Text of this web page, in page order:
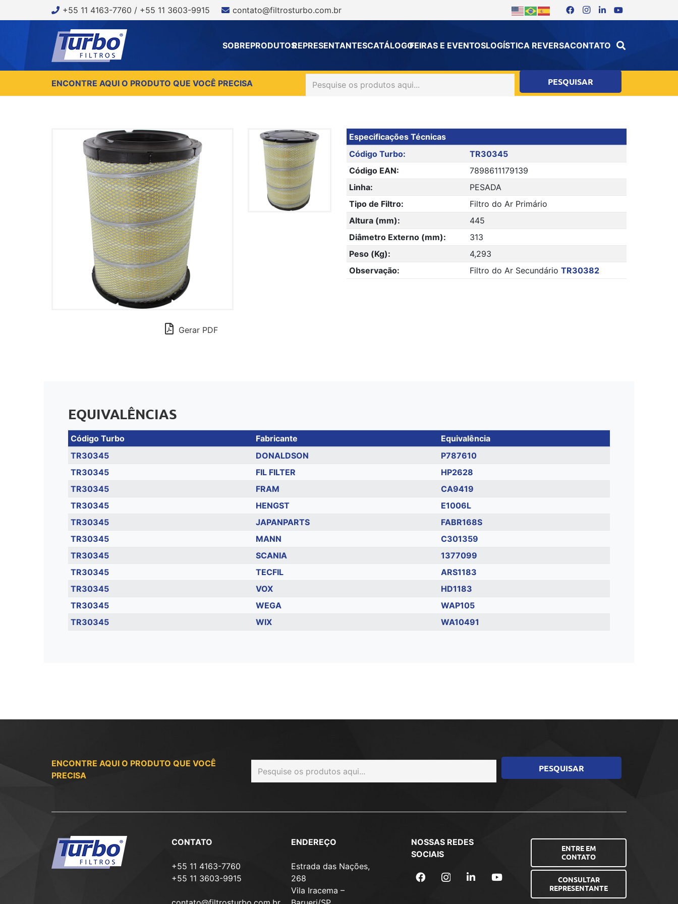
+55 11 4163-7760 / +55 11 3603-9915 contato@filtrosturbo.com.br
SOBREPRODUTOSREPRESENTANTESCATÁLOGOFEIRAS E EVENTOSLOGÍSTICA REVERSACONTATO
ENCONTRE AQUI O PRODUTO QUE VOCÊ PRECISA
Gerar PDF
Especificações Técnicas
Código Turbo:
TR30345
Código EAN:
7898611179139
Linha:
PESADA
Tipo de Filtro:
Filtro do Ar Primário
Altura (mm):
445
Diâmetro Externo (mm):
313
Peso (Kg):
4,293
Observação:
Filtro do Ar Secundário TR30382
EQUIVALÊNCIAS
Código Turbo Fabricante
Equivalência
TR30345
DONALDSON
P787610
TR30345
FIL FILTER
HP2628
TR30345
FRAM
CA9419
TR30345
HENGST
E1006L
TR30345
JAPANPARTS
FABR168S
TR30345
MANN
C301359
TR30345
SCANIA
1377099
TR30345
TECFIL
ARS1183
TR30345
VOX
HD1183
TR30345
WEGA
WAP105
TR30345
WIX WA10491
ENCONTRE AQUI O PRODUTO QUE VOCÊ
PRECISA
CONTATO
+55 11 4163-7760
+55 11 3603-9915
ENDEREÇO
Estrada das Nações,
268
Vila Iracema –
NOSSAS REDES
SOCIAIS
ENTRE EM
CONTATO
CONSULTAR
REPRESENTANTE